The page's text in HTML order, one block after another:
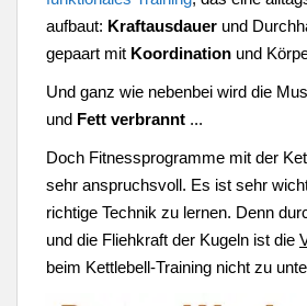
aufbaut: Kraftausdauer und
gepaart mit Koordination und
Und ganz wie nebenbei wird die
und Fett verbrannt ...
Doch Fitnessprogramme mit der
sehr anspruchsvoll. Es ist sehr
richtige Technik zu lernen. Denn
und die Fliehkraft der Kugeln ist die
beim Kettlebell-Training nicht zu